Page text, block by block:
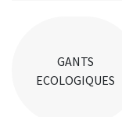
GANTS
ECOLOGIQUES